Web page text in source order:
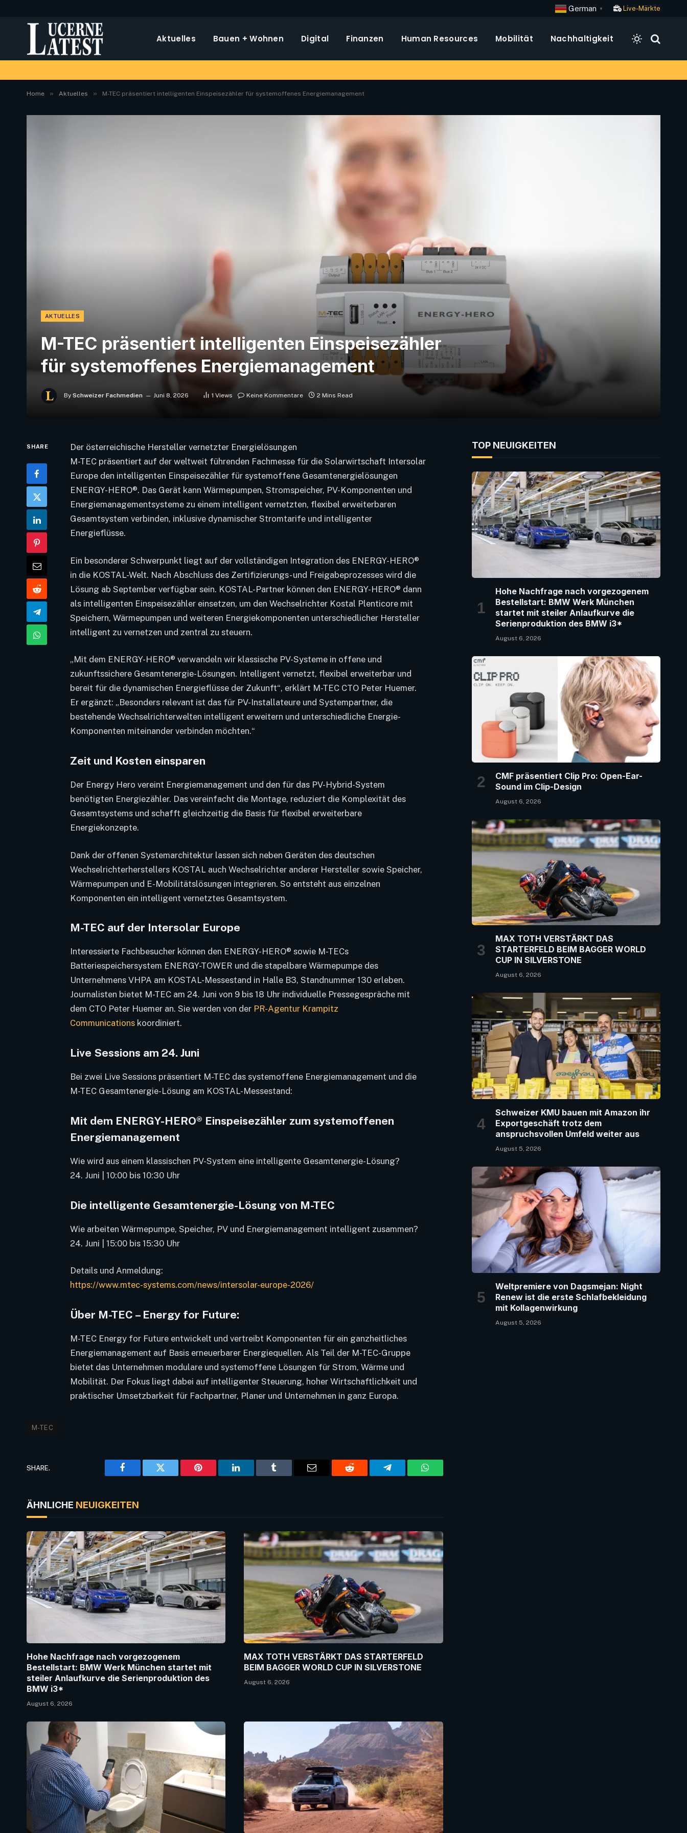
German ▼ Live-Märkte
Aktuelles Bauen + Wohnen Digital Finanzen Human Resources Mobilität Nachhaltigkeit
Home » Aktuelles » M-TEC präsentiert intelligenten Einspeisezähler für systemoffenes Energiemanagement
AKTUELLES
M-TEC präsentiert intelligenten Einspeisezähler
für systemoffenes Energiemanagement
By Schweizer Fachmedien Juni 8, 2026 1 Views Keine Kommentare 2 Mins Read
SHARE
Der österreichische Hersteller vernetzter Energielösungen
M-TEC präsentiert auf der weltweit führenden Fachmesse für die Solarwirtschaft Intersolar
Europe den intelligenten Einspeisezähler für systemoffene Gesamtenergielösungen
ENERGY-HERO®. Das Gerät kann Wärmepumpen, Stromspeicher, PV-Komponenten und
Energiemanagementsysteme zu einem intelligent vernetzten, flexibel erweiterbaren
Gesamtsystem verbinden, inklusive dynamischer Stromtarife und intelligenter
Energieflüsse.
Ein besonderer Schwerpunkt liegt auf der vollständigen Integration des ENERGY-HERO®
in die KOSTAL-Welt. Nach Abschluss des Zertifizierungs- und Freigabeprozesses wird die
Lösung ab September verfügbar sein. KOSTAL-Partner können den ENERGY-HERO® dann
als intelligenten Einspeisezähler einsetzen, um den Wechselrichter Kostal Plenticore mit
Speichern, Wärmepumpen und weiteren Energiekomponenten unterschiedlicher Hersteller
intelligent zu vernetzen und zentral zu steuern.
„Mit dem ENERGY-HERO® verwandeln wir klassische PV-Systeme in offene und
zukunftssichere Gesamtenergie-Lösungen. Intelligent vernetzt, flexibel erweiterbar und
bereit für die dynamischen Energieflüsse der Zukunft“, erklärt M-TEC CTO Peter Huemer.
Er ergänzt: „Besonders relevant ist das für PV-Installateure und Systempartner, die
bestehende Wechselrichterwelten intelligent erweitern und unterschiedliche Energie-
Komponenten miteinander verbinden möchten.“
Zeit und Kosten einsparen
Der Energy Hero vereint Energiemanagement und den für das PV-Hybrid-System
benötigten Energiezähler. Das vereinfacht die Montage, reduziert die Komplexität des
Gesamtsystems und schafft gleichzeitig die Basis für flexibel erweiterbare
Energiekonzepte.
Dank der offenen Systemarchitektur lassen sich neben Geräten des deutschen
Wechselrichterherstellers KOSTAL auch Wechselrichter anderer Hersteller sowie Speicher,
Wärmepumpen und E-Mobilitätslösungen integrieren. So entsteht aus einzelnen
Komponenten ein intelligent vernetztes Gesamtsystem.
M-TEC auf der Intersolar Europe
Interessierte Fachbesucher können den ENERGY-HERO® sowie M-TECs
Batteriespeichersystem ENERGY-TOWER und die stapelbare Wärmepumpe des
Unternehmens VHPA am KOSTAL-Messestand in Halle B3, Standnummer 130 erleben.
Journalisten bietet M-TEC am 24. Juni von 9 bis 18 Uhr individuelle Pressegespräche mit
dem CTO Peter Huemer an. Sie werden von der PR-Agentur Krampitz
Communicationskoordiniert.
Live Sessions am 24. Juni
Bei zwei Live Sessions präsentiert M-TEC das systemoffene Energiemanagement und die
M-TEC Gesamtenergie-Lösung am KOSTAL-Messestand:
Mit dem ENERGY-HERO® Einspeisezähler zum systemoffenen
Energiemanagement
Wie wird aus einem klassischen PV-System eine intelligente Gesamtenergie-Lösung?
24. Juni | 10:00 bis 10:30 Uhr
Die intelligente Gesamtenergie-Lösung von M-TEC
Wie arbeiten Wärmepumpe, Speicher, PV und Energiemanagement intelligent zusammen?
24. Juni | 15:00 bis 15:30 Uhr
Details und Anmeldung:
https://www.mtec-systems.com/news/intersolar-europe-2026/
Über M-TEC – Energy for Future:
M-TEC Energy for Future entwickelt und vertreibt Komponenten für ein ganzheitliches
Energiemanagement auf Basis erneuerbarer Energiequellen. Als Teil der M-TEC-Gruppe
bietet das Unternehmen modulare und systemoffene Lösungen für Strom, Wärme und
Mobilität. Der Fokus liegt dabei auf intelligenter Steuerung, hoher Wirtschaftlichkeit und
praktischer Umsetzbarkeit für Fachpartner, Planer und Unternehmen in ganz Europa.
M-TEC
SHARE.
Facebook Twitter Pinterest LinkedIn Tumblr Email Reddit Telegram WhatsApp
ÄHNLICHE NEUIGKEITEN
Hohe Nachfrage nach vorgezogenem
Bestellstart: BMW Werk München startet mit
steiler Anlaufkurve die Serienproduktion des
BMW i3*
August 6, 2026
MAX TOTH VERSTÄRKT DAS STARTERFELD
BEIM BAGGER WORLD CUP IN SILVERSTONE
August 6, 2026
TOP NEUIGKEITEN
Hohe Nachfrage nach vorgezogenem
Bestellstart: BMW Werk München
startet mit steiler Anlaufkurve die
Serienproduktion des BMW i3*
August 6, 2026
CMF präsentiert Clip Pro: Open-Ear-
Sound im Clip-Design
August 6, 2026
MAX TOTH VERSTÄRKT DAS
STARTERFELD BEIM BAGGER WORLD
CUP IN SILVERSTONE
August 6, 2026
Schweizer KMU bauen mit Amazon ihr
Exportgeschäft trotz dem
anspruchsvollen Umfeld weiter aus
August 5, 2026
Weltpremiere von Dagsmejan: Night
Renew ist die erste Schlafbekleidung
mit Kollagenwirkung
August 5, 2026